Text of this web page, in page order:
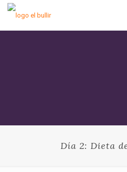
Día 2: Dieta